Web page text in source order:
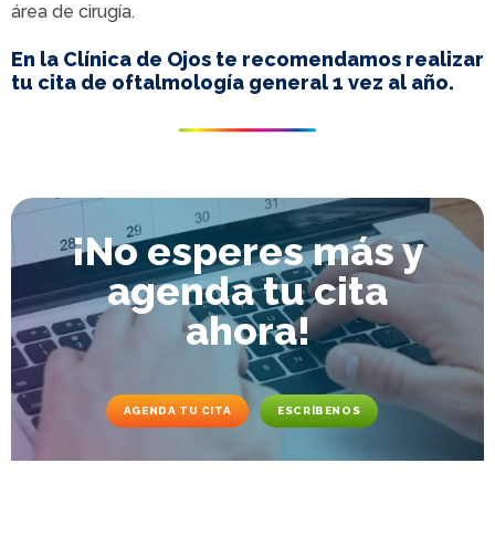
área de cirugía.
En la Clínica de Ojos te recomendamos realizar
tu cita de oftalmología general 1 vez al año.
¡No esperes más y
agenda tu cita
ahora!
AGENDA TU CITA ESCRÍBENOS